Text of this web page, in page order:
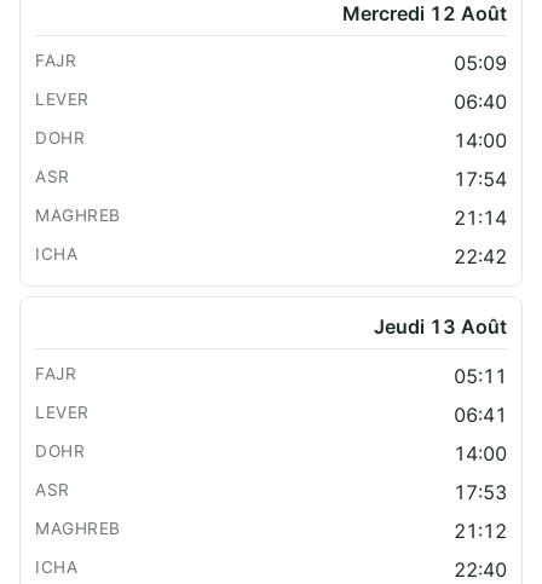
Mercredi 12 Août
05:09
06:40
14:00
17:54
21:14
22:42
Jeudi 13 Août
05:11
06:41
14:00
17:53
21:12
22:40